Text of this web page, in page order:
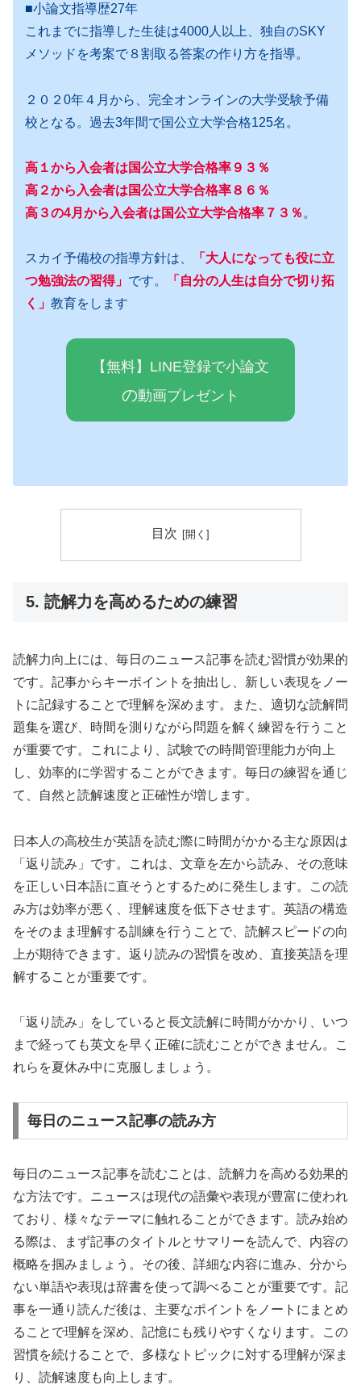
■小論文指導歴27年
これまでに指導した生徒は4000人以上、独自のSKY
メソッドを考案で８割取る答案の作り方を指導。
２０２0年４月から、完全オンラインの大学受験予備
校となる。過去3年間で国公立大学合格125名。
高１から入会者は国公立大学合格率９３％
高２から入会者は国公立大学合格率８６％
高３の4月から入会者は国公立大学合格率７３％。
スカイ予備校の指導方針は、
「大人になっても役に立
つ勉強法の習得」 です。
「自分の人生は自分で切り拓
く」 教育をします
【無料】LINE登録で小論文
の動画プレゼン ト
目次
5. 読解力を高めるための練習
読解力向上には、毎日のニュース記事を読む習慣が効果的
です。記事からキーポイントを抽出し、新しい表現をノー
トに記録することで理解を深めます。また、適切な読解問
題集を選び、時間を測りながら問題を解く練習を行うこと
が重要です。これにより、試験での時間管理能力が向上
し、効率的に学習することができます。毎日の練習を通じ
て、自然と読解速度と正確性が増します。
日本人の高校生が英語を読む際に時間がかかる主な原因は
「返り読み」です。これは、文章を左から読み、その意味
を正しい日本語に直そうとするために発生します。この読
み方は効率が悪く、理解速度を低下させます。英語の構造
をそのまま理解する訓練を行うことで、読解スピードの向
上が期待できます。返り読みの習慣を改め、直接英語を理
解することが重要です。
「返り読み」をしていると長文読解に時間がかかり、いつ
まで経っても英文を早く正確に読むことができません。こ
れらを夏休み中に克服しましょう。
毎日のニュース記事の読み方
毎日のニュース記事を読むことは、読解力を高める効果的
な方法です。ニュースは現代の語彙や表現が豊富に使われ
ており、様々なテーマに触れることができます。読み始め
る際は、まず記事のタイトルとサマリーを読んで、内容の
概略を掴みましょう。その後、詳細な内容に進み、分から
ない単語や表現は辞書を使って調べることが重要です。記
事を一通り読んだ後は、主要なポイントをノートにまとめ
ることで理解を深め、記憶にも残りやすくなります。この
習慣を続けることで、多様なトピックに対する理解が深ま
り、読解速度も向上します。